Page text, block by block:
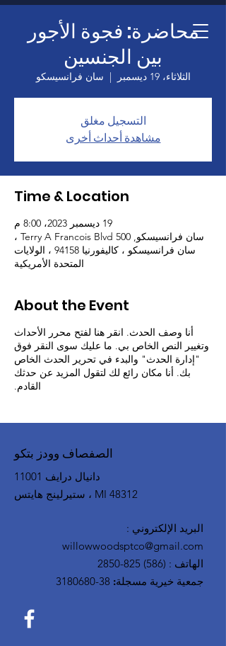
الصفحة الرئيسية
محاضرة: فجوة الأجور
بين الجنسين
الثلاثاء، 19 ديسمبر
  |
سان فرانسيسكو
التسجيل مغلق
مشاهدة أحداث أخرى
Time & Location
19 ديسمبر 2023، 8:00 م
سان فرانسيسكو, 500 Terry A Francois Blvd ،
سان فرانسيسكو ، كاليفورنيا 94158 ، الولايات
المتحدة الأمريكية
About the Event
أنا وصف الحدث. انقر هنا لفتح محرر الأحداث
وتغيير النص الخاص بي. ما عليك سوى النقر فوق
"إدارة الحدث" والبدء في تحرير الحدث الخاص
بك. أنا مكان رائع لك لتقول المزيد عن حدثك
القادم.
الصفصاف وودز بتكو
11001 دانيال درايف
ستيرلينج هايتس ، MI 48312
البريد الإلكتروني :
willowwoodsptco@gmail.com
الهاتف :
(586) 825-2850
جمعية خيرية مسجلة: 38-3180680